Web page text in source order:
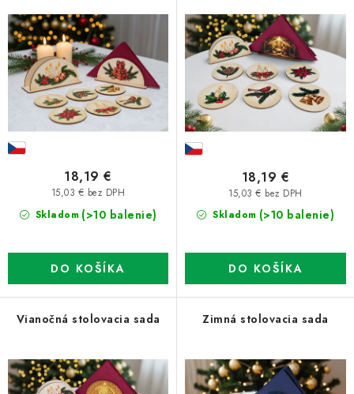
o
d
u
o
v
p
r
o
k
t
Skladom (>10 balenie)
15,03 € bez DPH
18,19 €
DO KOŠÍKA
Skladom (>10 balenie)
15,03 € bez DPH
18,19 €
DO KOŠÍKA
Vianočná stolovacia sada Zimná stolovacia sada